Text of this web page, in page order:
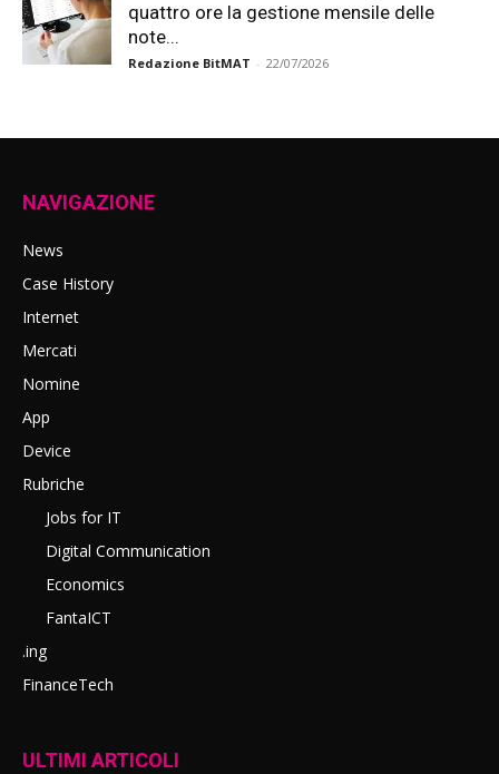
quattro ore la gestione mensile delle
note...
Redazione BitMAT - 22/07/2026
NAVIGAZIONE
News
Case History
Internet
Mercati
Nomine
App
Device
Rubriche
Jobs for IT
Digital Communication
Economics
FantaICT
.ing
FinanceTech
ULTIMI ARTICOLI